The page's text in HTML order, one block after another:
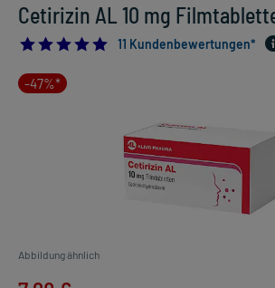
Cetirizin AL 10 mg
4.909090909090909
11 Kundenbewertungen*
-47%*
Abbildung ähnlich